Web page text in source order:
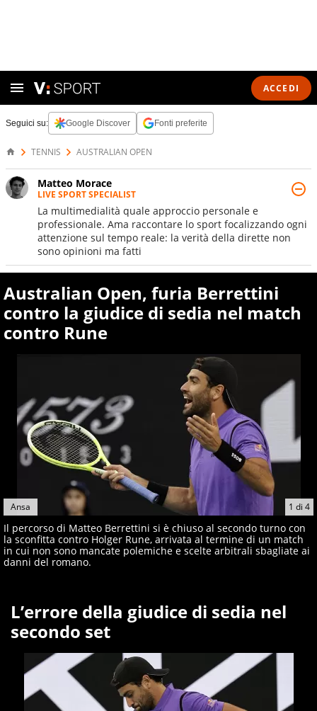
ACCEDI
Seguici su: Google Discover Fonti preferite
TENNIS AUSTRALIAN OPEN
Matteo Morace
LIVE SPORT SPECIALIST
La multimedialità quale approccio personale e
professionale. Ama raccontare lo sport focalizzando ogni
attenzione sul tempo reale: la verità della dirette non
sono opinioni ma fatti
Australian Open, furia Berrettini
contro la giudice di sedia nel match
contro Rune
1 di 4
Ansa
Il percorso di Matteo Berrettini si è chiuso al secondo turno con
la sconfitta contro Holger Rune, arrivata al termine di un match
in cui non sono mancate polemiche e scelte arbitrali sbagliate ai
danni del romano.
L’errore della giudice di sedia nel
secondo set